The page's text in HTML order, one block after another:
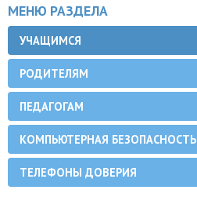
МЕНЮ РАЗДЕЛА
УЧАЩИМСЯ
РОДИТЕЛЯМ
ПЕДАГОГАМ
КОМПЬЮТЕРНАЯ БЕЗОПАСНОСТЬ
ТЕЛЕФОНЫ ДОВЕРИЯ